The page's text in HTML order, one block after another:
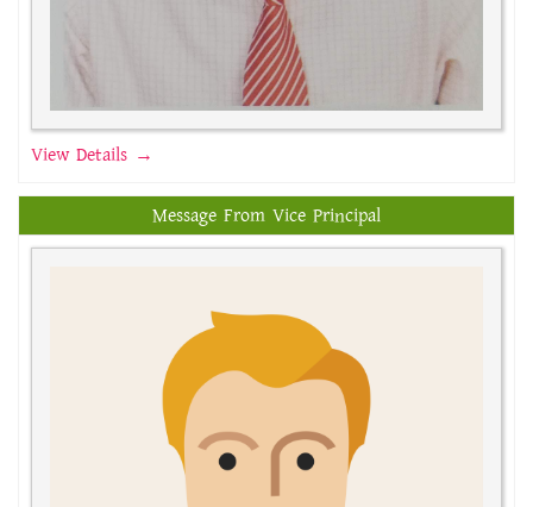
View Details →
Message From Vice Principal